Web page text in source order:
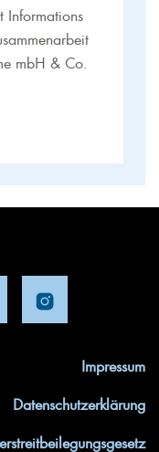
Informations
mbH & Co.
Impressum
Datenschutzerklärung